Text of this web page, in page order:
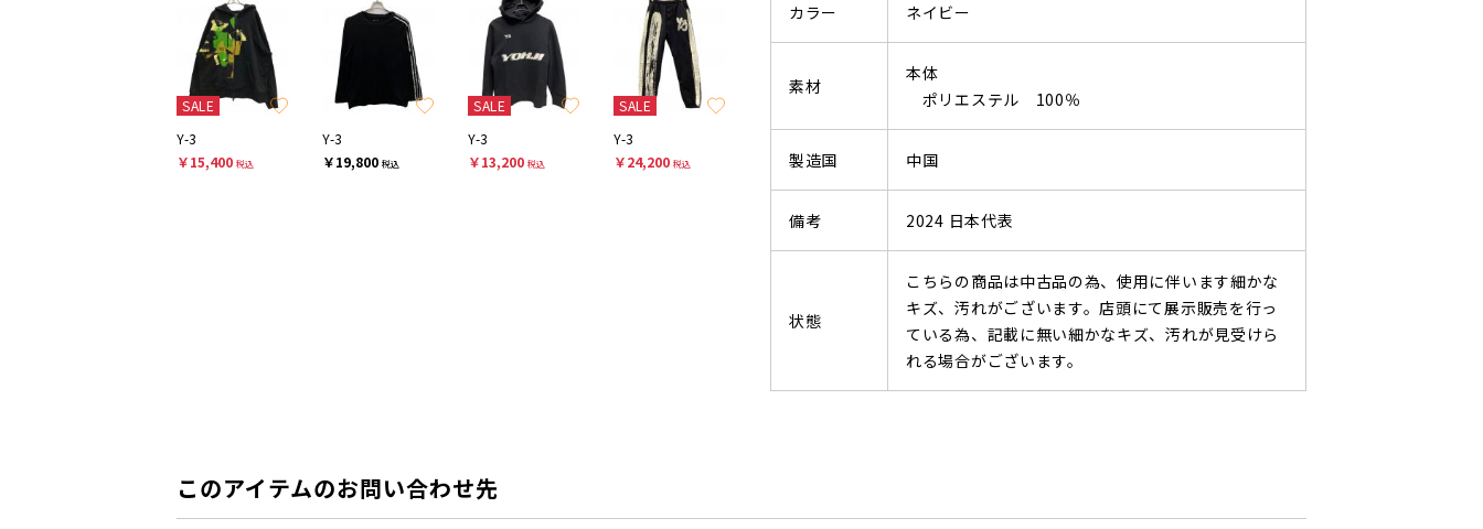
SALE
Y-3
￥15,400 税込
Y-3
￥19,800 税込
SALE
Y-3
￥13,200 税込
SALE
Y-3
￥24,200 税込
カラー ネイビー
素材
本体
ポリエステル 100％
製造国 中国
備考 2024 日本代表
状態
こちらの商品は中古品の為、使用に伴います細かな
キズ、汚れがございます。店頭にて展示販売を行っ
ている為、記載に無い細かなキズ、汚れが見受けら
れる場合がございます。
このアイテムのお問い合わせ先